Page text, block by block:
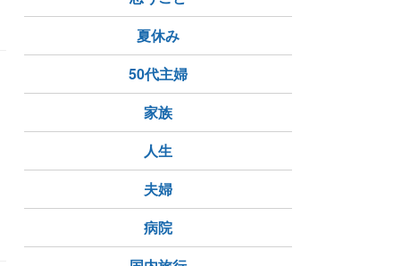
夏休み
50代主婦
家族
人生
夫婦
病院